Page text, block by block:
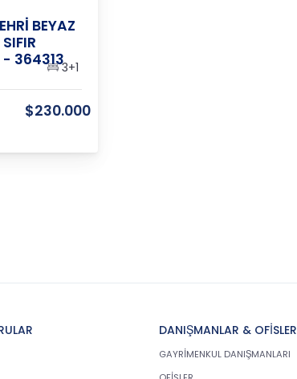
BEYAZ
- 3643133+1
$230.000
DANIŞMANLAR & OFİSLER
GAYRİMENKUL DANIŞMANLARI